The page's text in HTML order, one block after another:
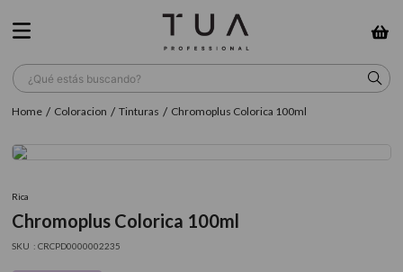
¿Qué estás buscando?
Coloracion Tinturas Chromoplus Colorica 100ml
Rica
Chromoplus Colorica 100ml
: CRCPD0000002235
TÉRMINOS MÁS BUSCADOS
3. farmavita